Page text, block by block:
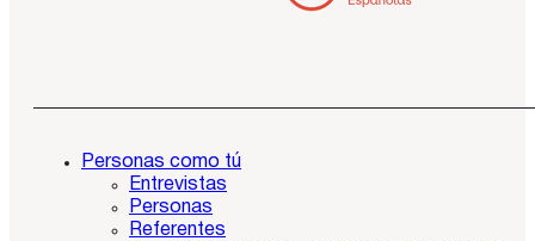
Personas como tú
Entrevistas
Personas
Referentes